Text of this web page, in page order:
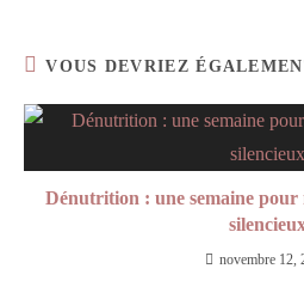
VOUS DEVRIEZ
Dénutrition : une semaine pour
novembre 12,